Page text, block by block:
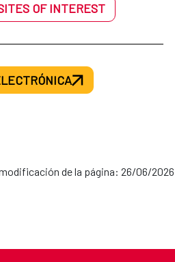
OF INTEREST
de la página: 26/06/2026